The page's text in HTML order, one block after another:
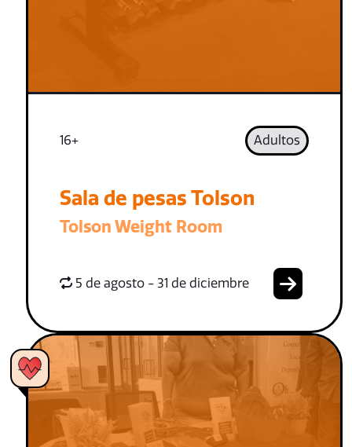
16+ Adultos
Sala de pesas Tolson
Tolson Weight Room
5 de agosto - 31 de diciembre